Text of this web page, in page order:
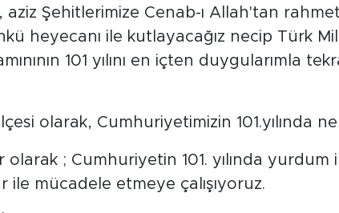
aziz Şehitlerimize Cenab-ı Allah'tan
heyecanı ile kutlayacağız necip Türk
101 yılını en içten duygularımla
olarak, Cumhuriyetimizin 101.yılında
olarak ; Cumhuriyetin 101. yılında yurdum
ile mücadele etmeye çalışıyoruz.